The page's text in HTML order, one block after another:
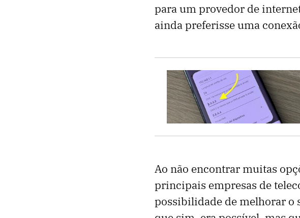
para um provedor de
ainda preferisse uma
Ao não encontrar muitas
principais empresas de
possibilidade de melhorar o